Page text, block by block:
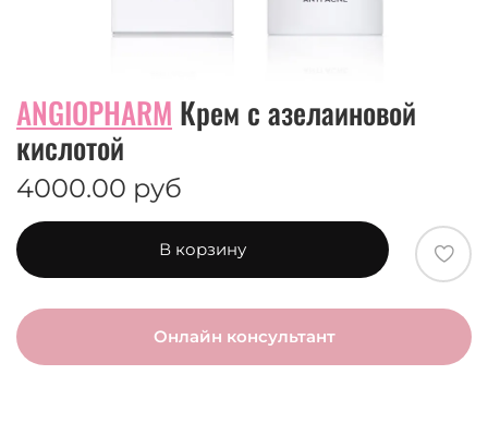
ANGIOPHARM Крем с азелаиновой
кислотой
4000.00 руб
В корзину
Онлайн консультант